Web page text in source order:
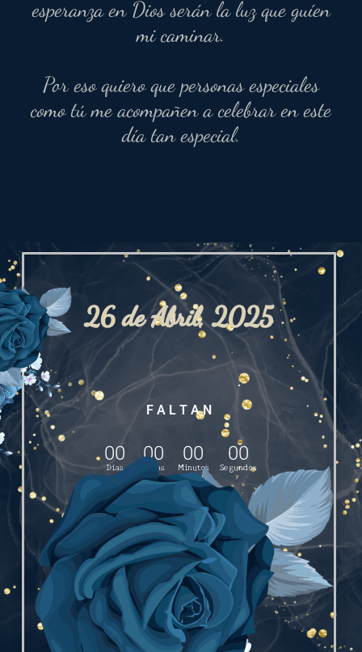
esperanza en Dios serán la luz que guíen
mi caminar.
Por eso quiero que personas especiales
como tú me acompañen a celebrar en este
día tan especial.
26 de Abril, 2025
F A L T A N
00
Días
00
Horas
00
Minutos
00
Segundos